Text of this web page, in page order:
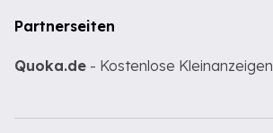
Partnerseiten
Quoka.de - Kostenlose Kleinanzeigen